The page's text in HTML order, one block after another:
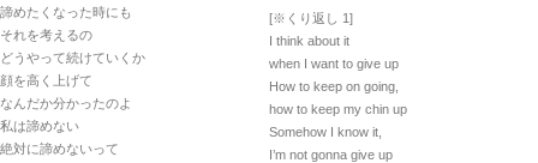
諦めたくなった時にも
それを考えるの
どうやって続けていくか
顔を高く上げて
なんだか分かったのよ
私は諦めない
絶対に諦めないって
[※くり返し 1]
I think about it
when I want to give up
How to keep on going,
how to keep my chin up
Somehow I know it,
I’m not gonna give up